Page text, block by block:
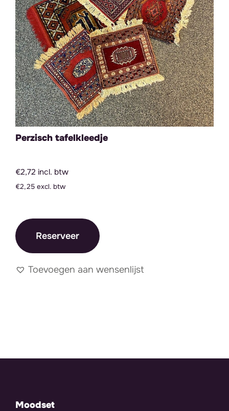
Perzisch tafelkleedje
€2,72 incl. btw
€2,25 excl. btw
Reserveer
Toevoegen aan wensenlijst
Moodset